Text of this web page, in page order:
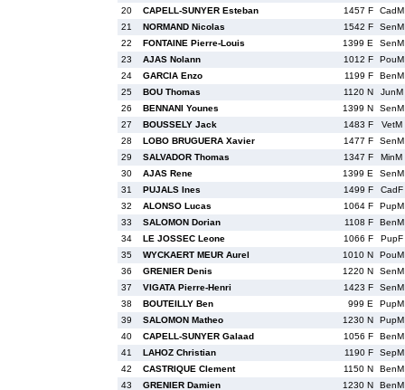
20
CAPELL-SUNYER Esteban 1457 F
CadM
21
NORMAND Nicolas 1542 F
SenM
22
FONTAINE Pierre-Louis 1399 E
SenM
23
AJAS Nolann 1012 F
PouM
24
GARCIA Enzo 1199 F
BenM
25
BOU Thomas 1120 N
JunM
26
BENNANI Younes 1399 N
SenM
27
BOUSSELY Jack 1483 F
VetM
28
LOBO BRUGUERA Xavier 1477 F
SenM
29
SALVADOR Thomas 1347 F
MinM
30
AJAS Rene 1399 E
SenM
31
PUJALS Ines 1499 F
CadF
32
ALONSO Lucas 1064 F
PupM
33
SALOMON Dorian 1108 F
BenM
34
LE JOSSEC Leone 1066 F
PupF
35
WYCKAERT MEUR Aurel 1010 N
PouM
36
GRENIER Denis 1220 N
SenM
37
VIGATA Pierre-Henri 1423 F
SenM
38
BOUTEILLY Ben 999 E
PupM
39
SALOMON Matheo 1230 N
PupM
40
CAPELL-SUNYER Galaad 1056 F
BenM
41
LAHOZ Christian 1190 F
SepM
42
CASTRIQUE Clement 1150 N
BenM
43
GRENIER Damien 1230 N
BenM